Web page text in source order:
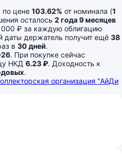
по цене 103.62% от номинала (1
осталось 2 года 9 месяцев
₽ за каждую облигацию
даты держатель получит ещё 38
в 30 дней.
. При покупке сейчас
НКД 6.23 ₽. Доходность к
.
организация "АйДи